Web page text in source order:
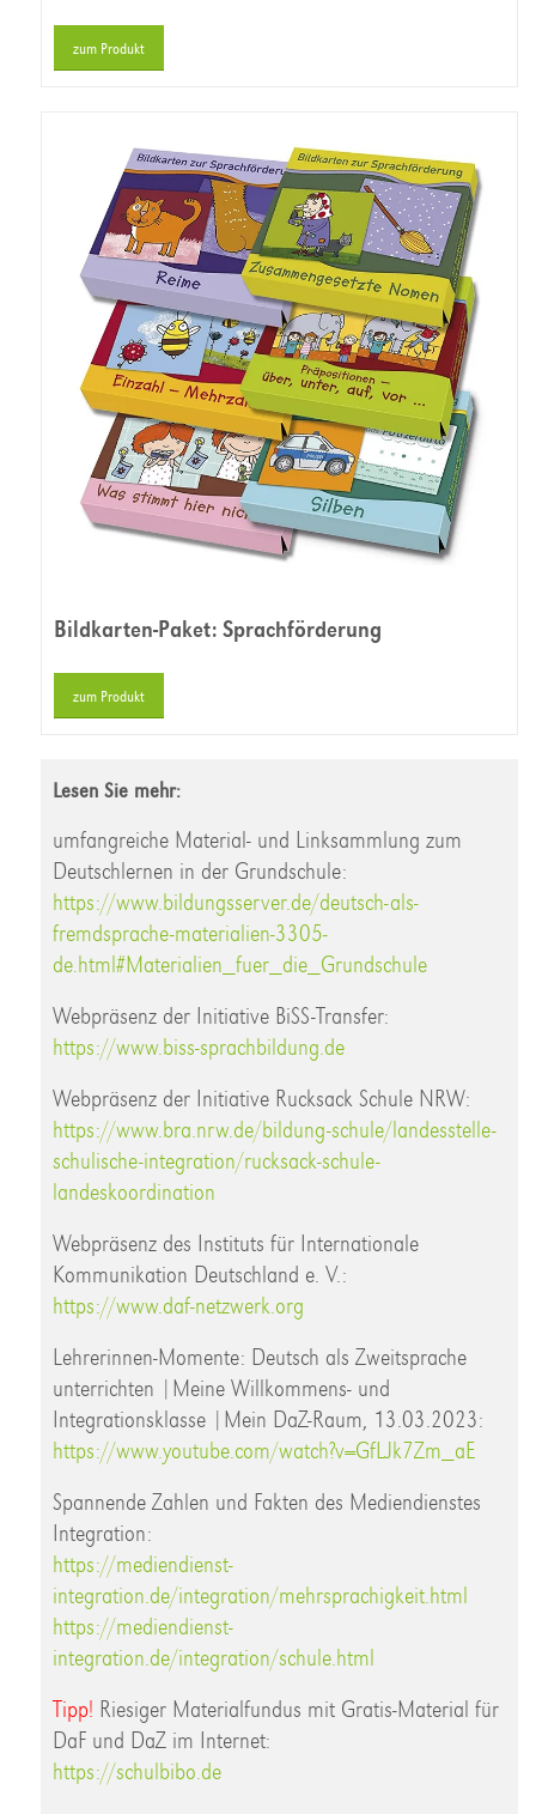
zum Produkt
Bildkarten-Paket: Sprachförderung
zum Produkt
Lesen Sie mehr:
umfangreiche Material- und Linksammlung zum
Deutschlernen in der Grundschule:
https://www.bildungsserver.de/deutsch-als-
fremdsprache-materialien-3305-
de.html#Materialien_fuer_die_Grundschule
Webpräsenz der Initiative BiSS-Transfer:
https://www.biss-sprachbildung.de
Webpräsenz der Initiative Rucksack Schule NRW:
https://www.bra.nrw.de/bildung-schule/landesstelle-
schulische-integration/rucksack-schule-
landeskoordination
Webpräsenz des Instituts für Internationale
Kommunikation Deutschland e. V.:
https://www.daf-netzwerk.org
Lehrerinnen-Momente: Deutsch als Zweitsprache
unterrichten |Meine Willkommens- und
Integrationsklasse |Mein DaZ-Raum, 13.03.2023:
https://www.youtube.com/watch?v=GfLJk7Zm_aE
Spannende Zahlen und Fakten des Mediendienstes
Integration:
https://mediendienst-
integration.de/integration/mehrsprachigkeit.html
https://mediendienst-
integration.de/integration/schule.html
Tipp! Riesiger Materialfundus mit Gratis-Material für
DaF und DaZ im Internet:
https://schulbibo.de